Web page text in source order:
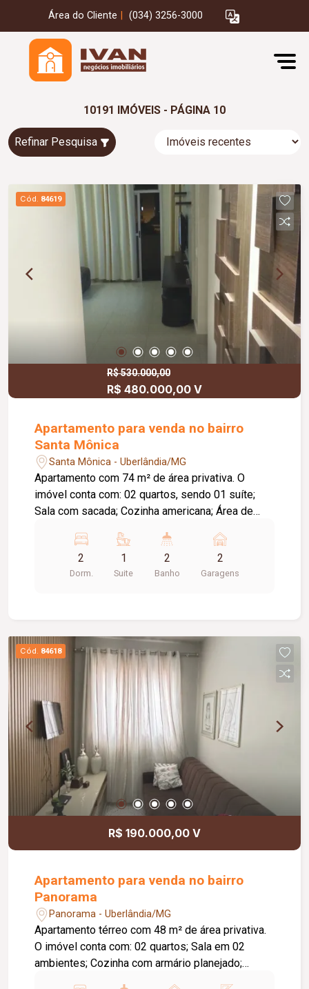
Área do Cliente (034) 3256-3000
10191 IMÓVEIS - PÁGINA 10
Refinar Pesquisa
Cód. 84619
R$ 530.000,00
R$ 480.000,00 V
Apartamento para venda no bairro
Santa Mônica
Santa Mônica - Uberlândia/MG
Apartamento com 74 m² de área privativa. O
imóvel conta com: 02 quartos, sendo 01 suíte;
Sala com sacada; Cozinha americana; Área de
de garagem; Diferenciais: Localizado a 01
quarteirão da universidade da região;
Apartamento no 03º e último andar; Piso em
quartos; Bar com prateleiras em vidro temperado,
armário, adega e iluminação em LED; Armários
planejados na sala, cozinha, banheiros, quartos e
área de serviço; Ar-condicionado na sala e nos 02
quartos; Telas de proteção nas sacadas e janelas.
O imóvel será entregue com: Máquina de lavar de
12 kg; Geladeira Brastemp de 378 litros; 04
cadeiras; Cooktop Fischer de 04 bocas; Cortinas
decorativas na sala e na suíte; 02 chuveiros.
Informações complementares: Condomínio
aproximado de R$ 240,00, com gás e câmeras de
segurança inclusos.
2
Dorm.
1
Suite
2
Banho
2
Garagens
Cód. 84618
R$ 190.000,00 V
Apartamento para venda no bairro
Panorama
Panorama - Uberlândia/MG
Apartamento térreo com 48 m² de área privativa.
O imóvel conta com: 02 quartos; Sala em 02
ambientes; Cozinha com armário planejado;